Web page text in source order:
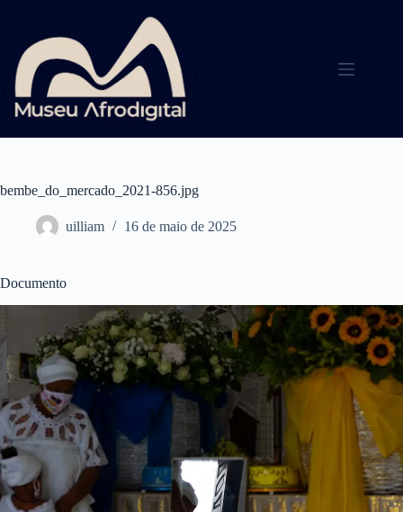
conteúdo
bembe_do_mercado_2021-856.jpg
uilliam 16 de maio de 2025
Documento